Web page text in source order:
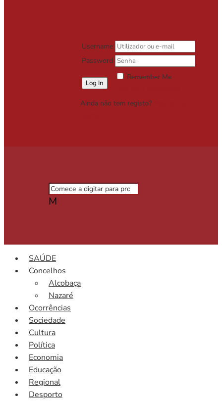
Username
Password
Remember Me
Ainda não tem registo?
M
SAÚDE
Concelhos
Alcobaça
Nazaré
Ocorrências
Sociedade
Cultura
Política
Economia
Educação
Regional
Desporto